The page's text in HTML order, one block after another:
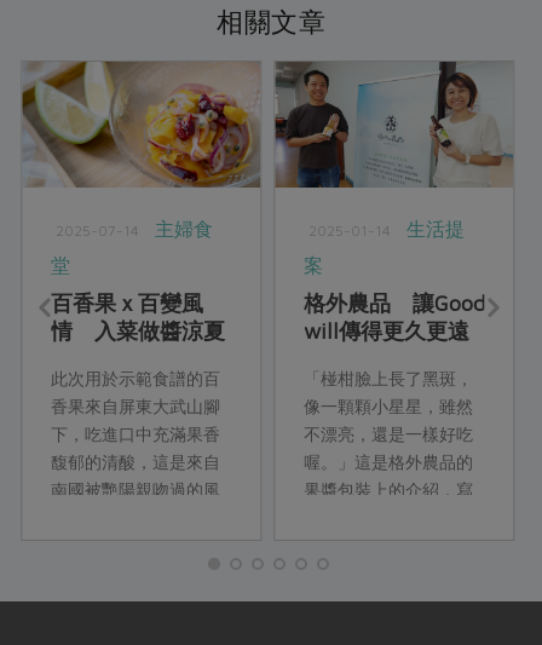
相關文章
2025-07-14
主婦食
堂
百香果ｘ百變風
情 入菜做醬涼夏
此次用於示範食譜的百
香果來自屏東大武山腳
下，吃進口中充滿果香
馥郁的清酸，這是來自
南國被艷陽親吻過的風
在各種料理中。百香果
正當時，今夏廚房千萬
別錯過！
2025-01-14
生活提
案
格外農品 讓Good
will傳得更久更遠
「椪柑臉上長了黑斑，
像一顆顆小星星，雖然
不漂亮，還是一樣好吃
喔。」這是格外農品的
果醬包裝上的介紹，寫
外品刻板認知的心意。
品，一路走來，感受到